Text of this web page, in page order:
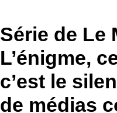
Série de Le
L’énigme,
c’est le
de médias